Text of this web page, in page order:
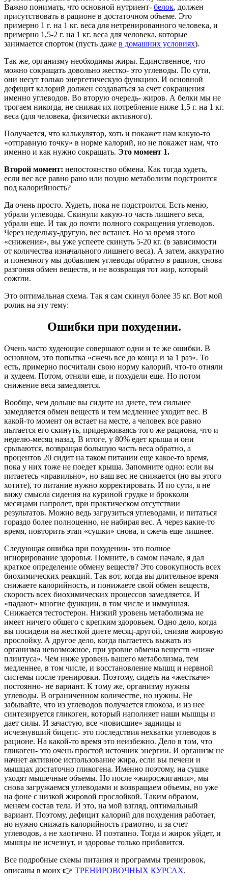
Важно понимать, что основной нутриент- белок, должен
присутствовать в рационе в достаточном объеме. Это
примерно 1 г. на 1 кг. веса для нетренированного человека, и
примерно 1,5-2 г. на 1 кг. веса для человека, которые
занимается спортом (пусть даже в домашних условиях).
Так же, организму необходимы жиры. Единственное, что
можно сокращать довольно жестко- это углеводы. По сути,
они несут только энергетическую функцию. И основной
дефицит калорий должен создаваться за счет сокращения
именно углеводов. Во вторую очередь- жиров. А белки мы не
трогаем никогда, не снижая их потребление ниже 1,5 г. на 1 кг.
веса (для человека, физически активного).
Получается, что калькулятор, хоть и покажет нам какую-то
«отправную точку» в норме калорий, но не покажет нам, что
именно и как нужно сокращать. Это момент 1.
Второй момент: непостоянство обмена. Как тогда худеть,
если вес все равно рано или поздно метаболизм подстроится
под калорийность?
Да очень просто. Худеть, пока не подстроится. Есть меню,
убрали углеводы. Скинули какую-то часть лишнего веса,
убрали еще. И так до почти полного сокращения углеводов.
Через недельку-другую, вес встанет. Но за время этого
«снижения», вы уже успеете скинуть 5-20 кг. (в зависимости
от количества изначального лишнего веса). А затем, аккуратно
и понемногу мы добавляем углеводы обратно в рацион, снова
разгоняя обмен веществ, и не возвращая тот жир, который
сожгли.
Это оптимальная схема. Так я сам скинул более 35 кг. Вот мой
ролик на эту тему:
Ошибки при похудении.
Очень часто худеющие совершают одни и те же ошибки. В
основном, это попытка «сжечь все до конца и за 1 раз». То
есть, примерно посчитали свою норму калорий, что-то отняли
и худеем. Потом, отняли еще, и похудели еще. Но потом
снижение веса замедляется.
Вообще, чем дольше вы сидите на диете, тем сильнее
замедляется обмен веществ и тем медленнее уходит вес. В
какой-то момент он встает на месте, а человек все равно
пытается его скинуть, придерживаясь того же рациона, что и
неделю-месяц назад. В итоге, у 80% едет крыша и они
срываются, возвращая большую часть веса обратно, а
процентов 20 сидит на таком питании еще какое-то время,
пока у них тоже не поедет крыша. Запомните одно: если вы
питаетесь «правильно», но ваш вес не снижается (но вы этого
хотите), то питание нужно корректировать. И по сути, я не
вижу смысла сидения на куриной грудке и брокколи
месяцами напролет, при практическом отсутствии
результатов. Можно ведь загрузиться углеводами, и питаться
гораздо более полноценно, не набирая вес. А через какие-то
время, повторить этап «сушки» снова, и сжечь еще лишнее.
Следующая ошибка при похудении- это полное
игнорирование здоровья. Помните, в самом начале, я дал
краткое определение обмену веществ? Это совокупность всех
биохимических реакций. Так вот, когда вы длительное время
снижаете калорийность, и понижаете свой обмен веществ,
скорость всех биохимических процессов замедляется. И
«падают» многие функции, в том числе и иммунная.
Снижается тестостерон. Низкий уровень метаболизма не
имеет ничего общего с крепким здоровьем. Одно дело, когда
вы посидели на жесткой диете месяц-другой, снизив жировую
прослойку. А другое дело, когда пытаетесь выжать из
организма невозможное, при уровне обмена веществ «ниже
плинтуса». Чем ниже уровень вашего метаболизма, тем
медленнее, в том числе, и восстановление мышц и нервной
системы после тренировки. Поэтому, сидеть на «жесткаче»
постоянно- не вариант. К тому же, организму нужны
углеводы. В ограниченном количестве, но нужны. Не
забывайте, что из углеводов получается глюкоза, и из нее
синтезируется гликоген, который наполняет наши мышцы и
дает силы. И зачастую, все «повисшие» задницы и
исчезнувший бицепс- это последствия нехватки углеводов в
рационе. На какой-то время это неизбежно. Дело в том, что
гликоген- это очень простой источник энергии. И организм не
начнет активное использование жира, если вы печени и
мышцах достаточно гликогена. Именно поэтому, на сушке
уходят мышечные объемы. Но после «жиросжигания», мы
снова загружаемся углеводами и возвращаем объемы, но уже
на фоне с низкой жировой прослойкой. Таким образом,
меняем состав тела. И это, на мой взгляд, оптимальный
вариант. Поэтому, дефицит калорий для похудения работает,
но нужно снижать калорийность грамотно, и за счет
углеводов, а не хаотично. И поэтапно. Тогда и жирок уйдет, и
мышцы не исчезнут, и здоровье только прибавится.
Все подробные схемы питания и программы тренировок,
описаны в моих 👉 ТРЕНИРОВОЧНЫХ КУРСАХ.